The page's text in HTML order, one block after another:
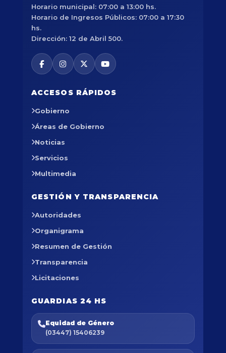
Horario municipal: 07:00 a 13:00 hs.
Horario de Ingresos Públicos: 07:00 a 17:30
hs.
Dirección: 12 de Abril 500.
ACCESOS RÁPIDOS
Gobierno
Áreas de Gobierno
Noticias
Servicios
Multimedia
GESTIÓN Y TRANSPARENCIA
Autoridades
Organigrama
Resumen de Gestión
Transparencia
Licitaciones
GUARDIAS 24 HS
Equidad de Género
(03447) 15406239